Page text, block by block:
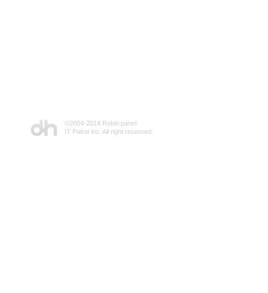
©2004-2014 Robin panel
IT Patrol inc. All right reserved.